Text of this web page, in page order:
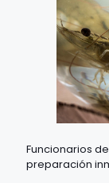
Funcionarios
preparación